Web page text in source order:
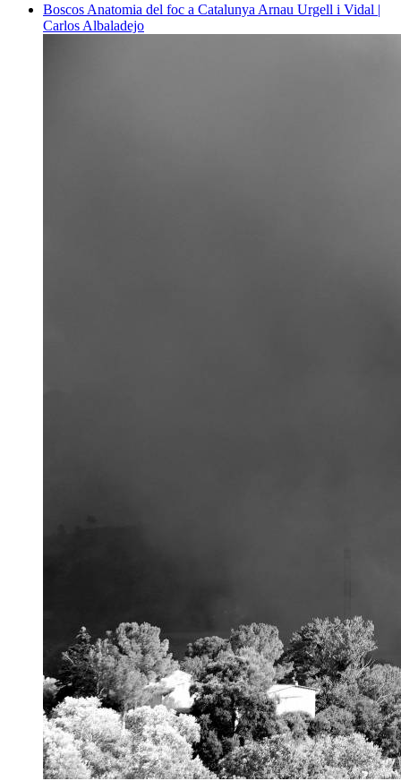
Boscos Anatomia del foc a Catalunya Arnau Urgell i Vidal |
Carlos Albaladejo